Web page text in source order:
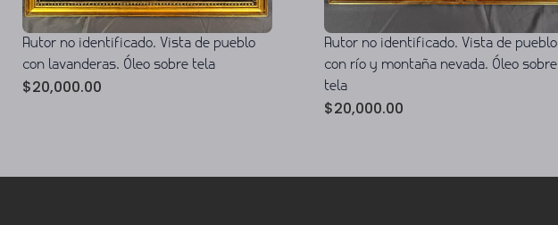
Autor no identificado. Vista de pueblo
con lavanderas. Óleo sobre tela
$20,000.00
Autor no identificado. Vista de pueblo
con río y montaña nevada. Óleo sobre
tela
$20,000.00